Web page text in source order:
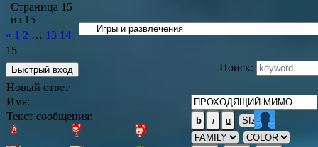
Страница 15
из 15
« 1 2 … 13 14
15
Поиск:
Новый ответ
Имя:
Текст сообщения: